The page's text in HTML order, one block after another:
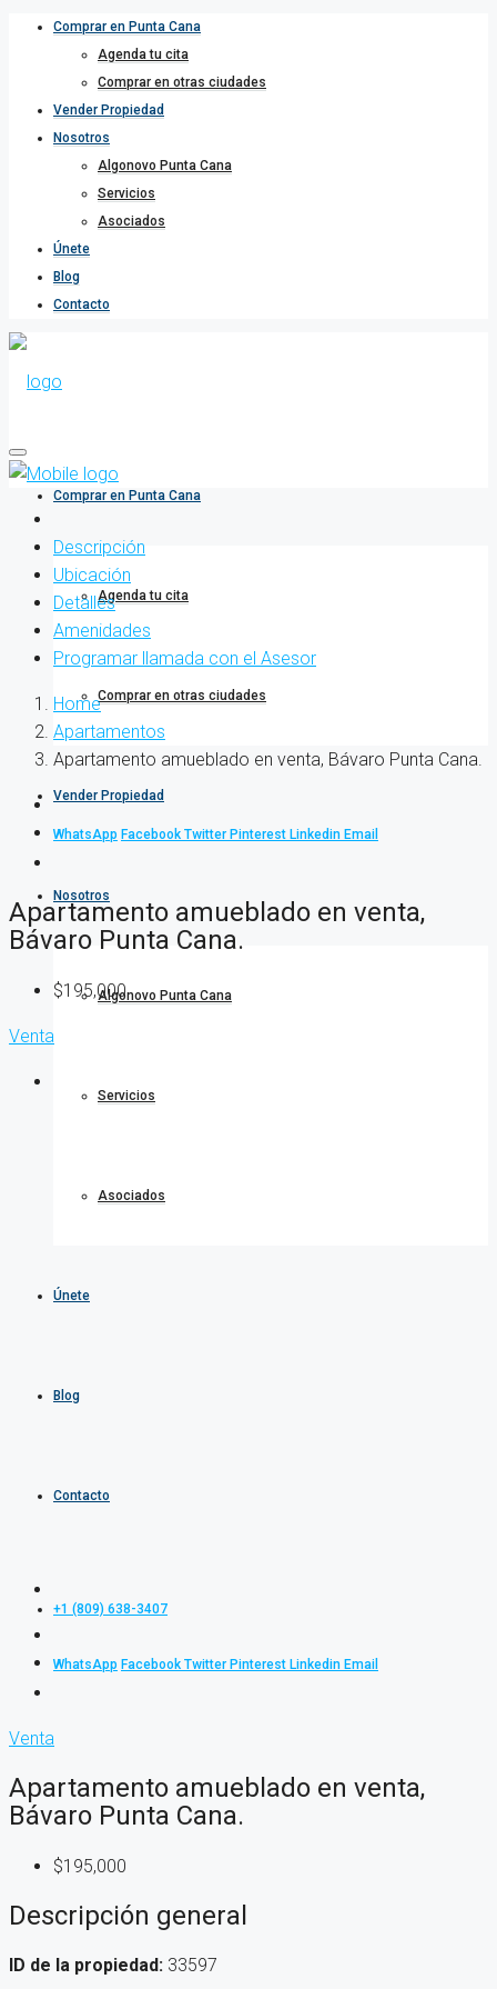
Comprar en Punta Cana
Agenda tu cita
Comprar en otras ciudades
Vender Propiedad
Nosotros
Algonovo Punta Cana
Servicios
Asociados
Únete
Blog
Contacto
Comprar en Punta Cana
Agenda tu cita
Comprar en otras ciudades
Vender Propiedad
Nosotros
Algonovo Punta Cana
Servicios
Asociados
Únete
Blog
Contacto
+1 (809) 638-3407
Descripción
Ubicación
Detalles
Amenidades
Programar llamada con el Asesor
Home
Apartamentos
Apartamento amueblado en venta, Bávaro Punta Cana.
WhatsApp Facebook Twitter Pinterest Linkedin Email
Apartamento amueblado en venta,
Bávaro Punta Cana.
$195,000
Venta
WhatsApp Facebook Twitter Pinterest Linkedin Email
Venta
Apartamento amueblado en venta,
Bávaro Punta Cana.
$195,000
Descripción general
ID de la propiedad: 33597